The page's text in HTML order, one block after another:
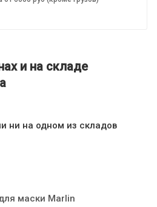
и на складе
ни на одном из складов
маски Marlin